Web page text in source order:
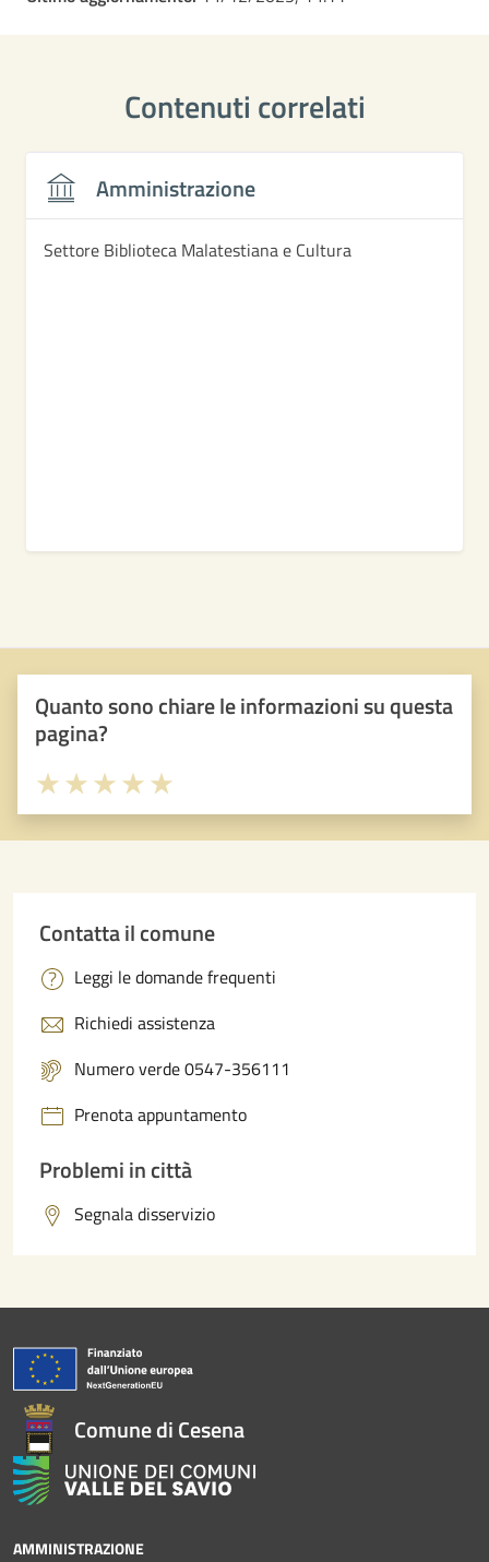
Contenuti correlati
Amministrazione
Settore Biblioteca Malatestiana e Cultura
Quanto sono chiare le informazioni su questa
pagina?
Valuta 5 stelle su 5
Valuta 4 stelle su 5
Valuta 3 stelle su 5
Valuta 2 stelle su 5
Valuta 1 stelle su 5
Contatta il comune
Leggi le domande frequenti
Richiedi assistenza
Numero verde 0547-356111
Prenota appuntamento
Problemi in città
Segnala disservizio
Comune di Cesena
AMMINISTRAZIONE